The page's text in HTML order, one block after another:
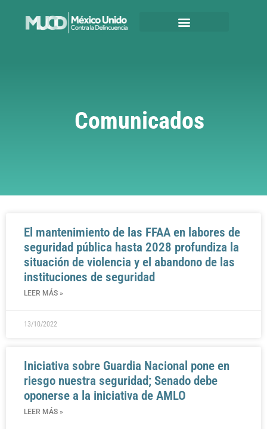
Comunicados
El mantenimiento de las FFAA en labores de
seguridad pública hasta 2028 profundiza la
situación de violencia y el abandono de las
instituciones de seguridad
LEER MÁS »
13/10/2022
Iniciativa sobre Guardia Nacional pone en
riesgo nuestra seguridad; Senado debe
oponerse a la iniciativa de AMLO
LEER MÁS »